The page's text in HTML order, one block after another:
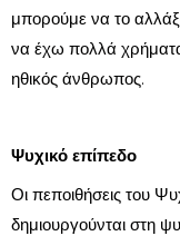
μπορούμε να το
να έχω πολλά χρήματα
ηθικός άνθρωπος.
Ψυχικό επίπεδο
Οι πεποιθήσεις του
δημιουργούνται στη